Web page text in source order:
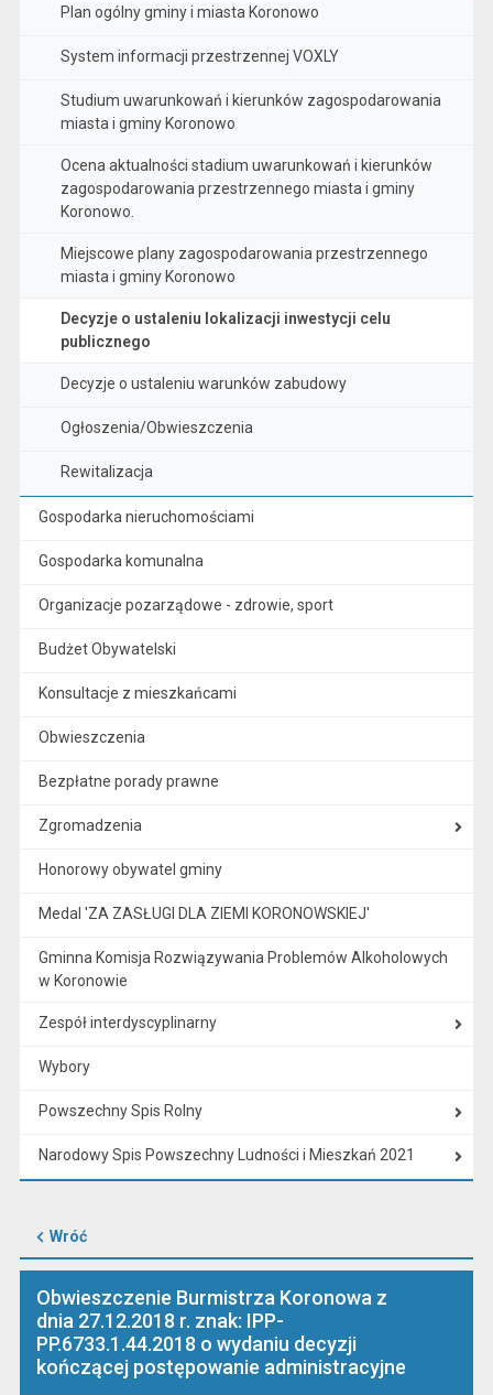
Plan ogólny gminy i miasta Koronowo
System informacji przestrzennej VOXLY
Studium uwarunkowań i kierunków zagospodarowania
miasta i gminy Koronowo
Ocena aktualności stadium uwarunkowań i kierunków
zagospodarowania przestrzennego miasta i gminy
Koronowo.
Miejscowe plany zagospodarowania przestrzennego
miasta i gminy Koronowo
Decyzje o ustaleniu lokalizacji inwestycji celu
publicznego
Decyzje o ustaleniu warunków zabudowy
Ogłoszenia/Obwieszczenia
Rewitalizacja
Gospodarka nieruchomościami
Gospodarka komunalna
Organizacje pozarządowe - zdrowie, sport
Budżet Obywatelski
Konsultacje z mieszkańcami
Obwieszczenia
Bezpłatne porady prawne
Zgromadzenia
Honorowy obywatel gminy
Medal 'ZA ZASŁUGI DLA ZIEMI KORONOWSKIEJ'
Gminna Komisja Rozwiązywania Problemów Alkoholowych
w Koronowie
Zespół interdyscyplinarny
Wybory
Powszechny Spis Rolny
Narodowy Spis Powszechny Ludności i Mieszkań 2021
Wróć
Obwieszczenie Burmistrza Koronowa z
dnia 27.12.2018 r. znak: IPP-
PP.6733.1.44.2018 o wydaniu decyzji
kończącej postępowanie administracyjne